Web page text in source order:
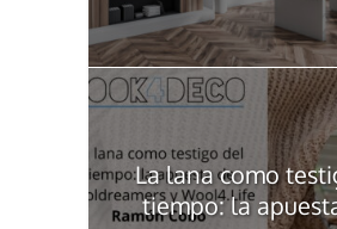
La lana como
tiempo: la